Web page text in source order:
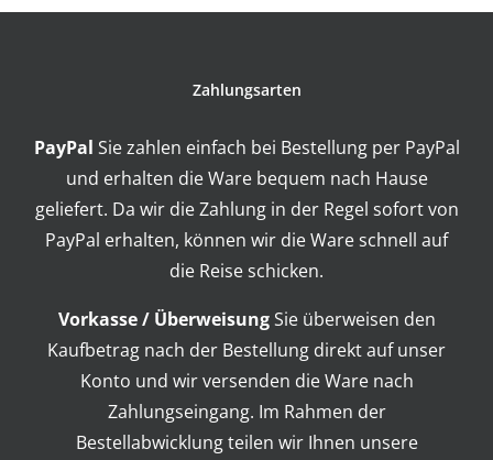
Zahlungsarten
PayPal Sie zahlen einfach bei Bestellung per PayPal
und erhalten die Ware bequem nach Hause
geliefert. Da wir die Zahlung in der Regel sofort von
PayPal erhalten, können wir die Ware schnell auf
die Reise schicken.
Vorkasse / ÜberweisungSie überweisen den
Kaufbetrag nach der Bestellung direkt auf unser
Konto und wir versenden die Ware nach
Zahlungseingang. Im Rahmen der
Bestellabwicklung teilen wir Ihnen unsere